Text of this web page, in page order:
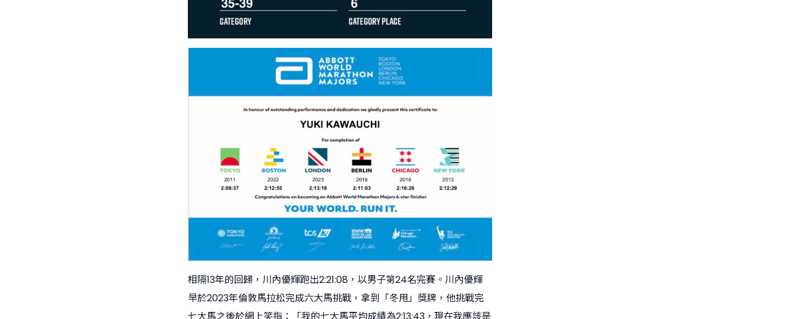
相隔13年的回歸，川內優輝跑出2:21:08，以男子第24名完賽。川內優輝
早於2023年倫敦馬拉松完成六大馬挑戰，拿到「冬甩」獎牌，他挑戰完
七大馬之後於網上笑指：「我的七大馬平均成績為2:13:43，現在我應該是